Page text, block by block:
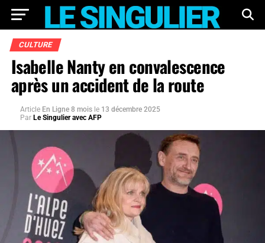
CULTURE
Isabelle Nanty en convalescence
après un accident de la route
Article En Ligne 8 mois le 13 décembre 2025
Par Le Singulier avec AFP